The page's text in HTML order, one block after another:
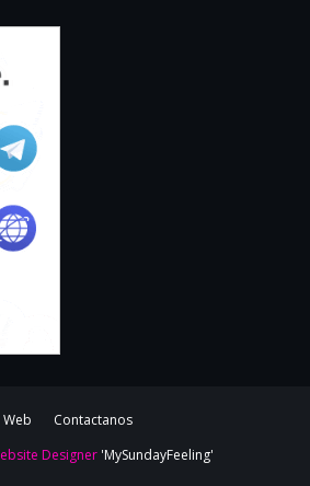
Web
Contactanos
Designer 'MySundayFeeling'